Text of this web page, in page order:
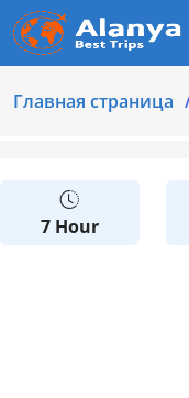
Главная страница
7 Hour